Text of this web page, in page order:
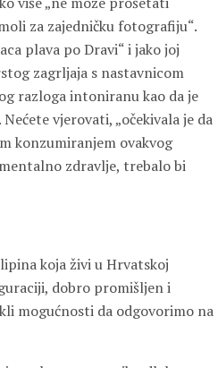
za zajedničku fotografiju“.
plava po Dravi“ i jako joj
zagrljaja s nastavnicom
razloga intoniranu kao da je
vjerovati, „očekivala je da
konzumiranjem ovakvog
zdravlje, trebalo bi
koja živi u Hrvatskoj
dobro promišljen i
mogućnosti da odgovorimo na